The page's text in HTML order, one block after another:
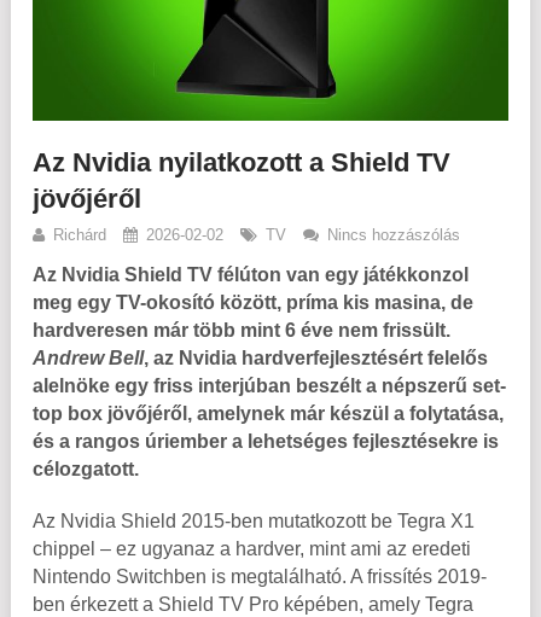
Az Nvidia nyilatkozott a Shield TV
jövőjéről
Richárd 2026-02-02 TV Nincs hozzászólás
Az Nvidia Shield TV félúton van egy játékkonzol
meg egy TV-okosító között, príma kis masina, de
hardveresen már több mint 6 éve nem frissült.
Andrew Bell, az Nvidia hardverfejlesztésért felelős
alelnöke egy friss interjúban beszélt a népszerű set-
top box jövőjéről, amelynek már készül a folytatása,
és a rangos úriember a lehetséges fejlesztésekre is
célozgatott.
Az Nvidia Shield 2015-ben mutatkozott be Tegra X1
chippel – ez ugyanaz a hardver, mint ami az eredeti
Nintendo Switchben is megtalálható. A frissítés 2019-
ben érkezett a Shield TV Pro képében, amely Tegra